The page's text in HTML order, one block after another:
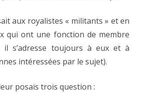
aux royalistes « militants » et en
qui ont une fonction de membre
il s’adresse toujours à eux et à
intéressées par le sujet).
posais trois question :